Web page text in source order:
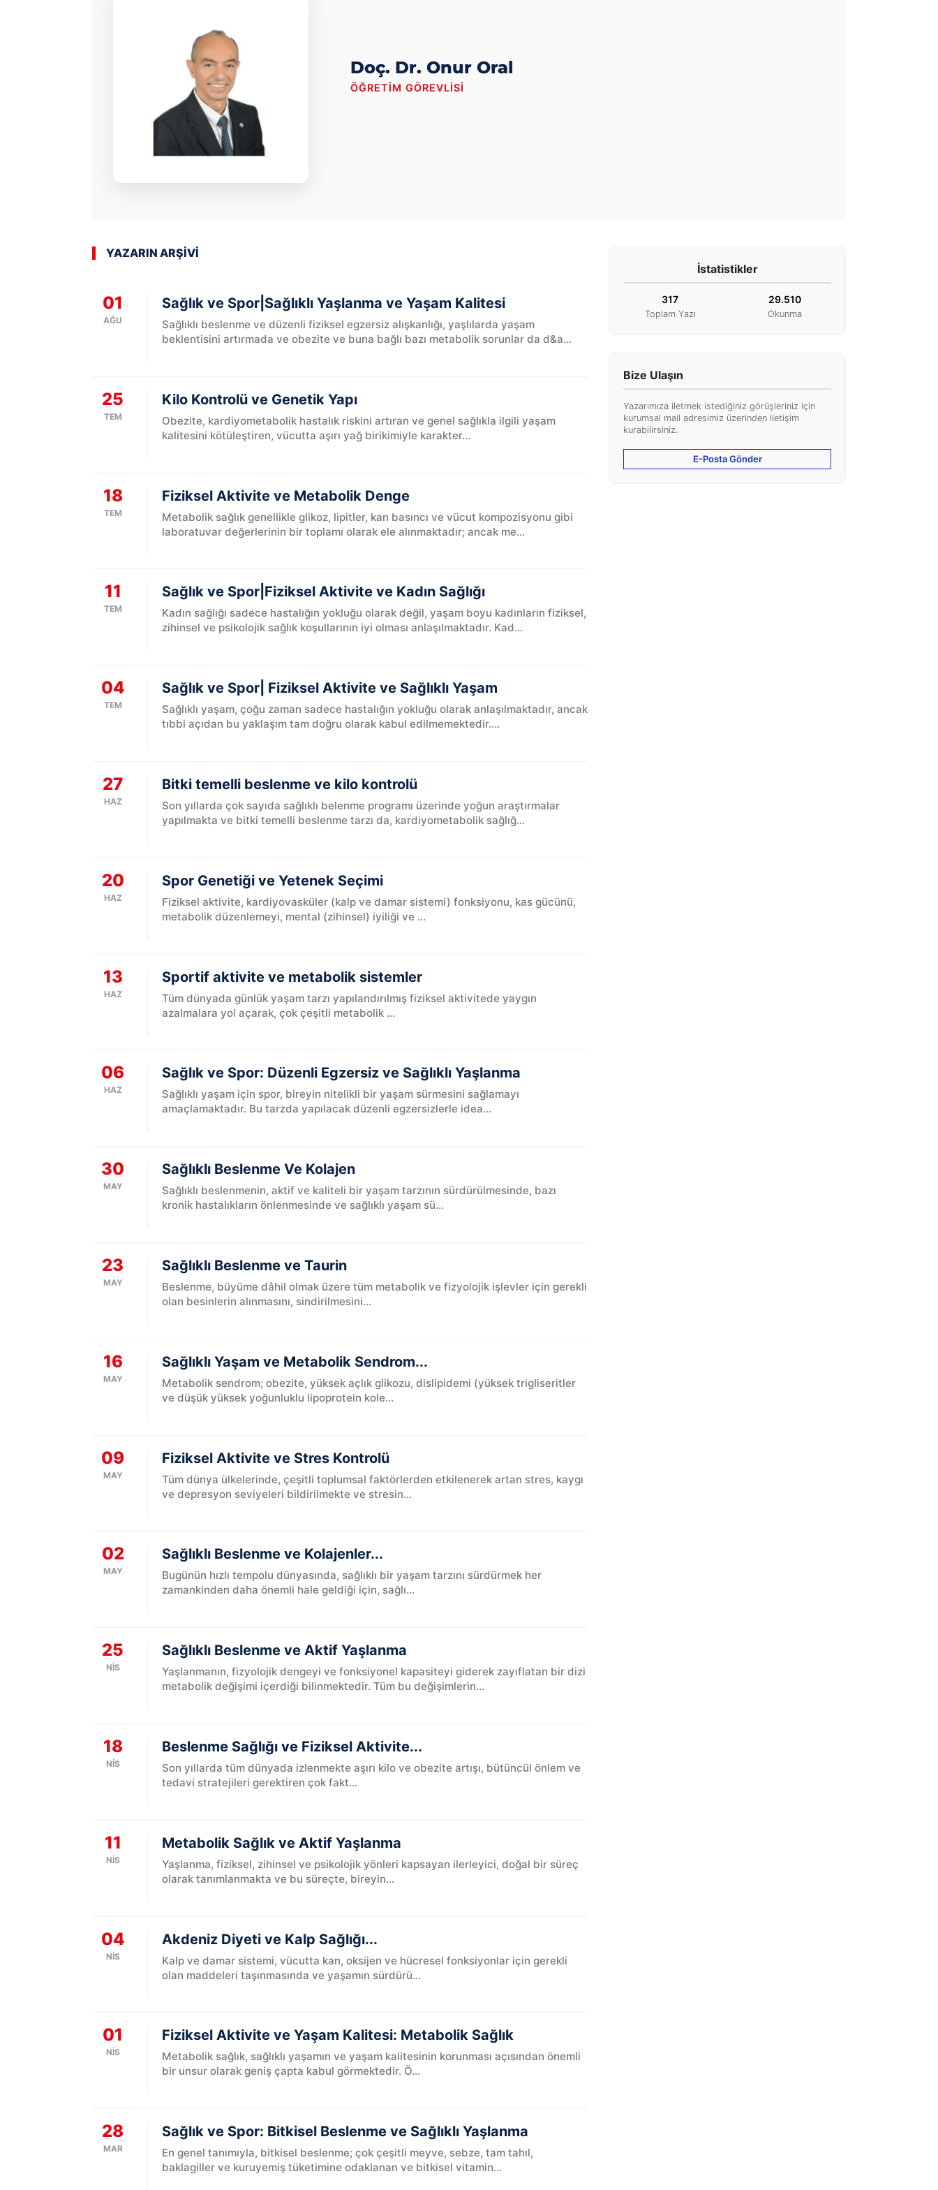
Doç. Dr. Onur Oral
ÖĞRETIM GÖREVLISI
YAZARIN ARŞİVİ
01
AĞU
Sağlık ve Spor|Sağlıklı Yaşlanma ve Yaşam Kalitesi
Sağlıklı beslenme ve düzenli fiziksel egzersiz alışkanlığı, yaşlılarda yaşam
beklentisini artırmada ve obezite ve buna bağlı bazı metabolik sorunlar da d&a...
25
TEM
Kilo Kontrolü ve Genetik Yapı
Obezite, kardiyometabolik hastalık riskini artıran ve genel sağlıkla ilgili yaşam
kalitesini kötüleştiren, vücutta aşırı yağ birikimiyle karakter...
18
TEM
Fiziksel Aktivite ve Metabolik Denge
Metabolik sağlık genellikle glikoz, lipitler, kan basıncı ve vücut kompozisyonu gibi
laboratuvar değerlerinin bir toplamı olarak ele alınmaktadır; ancak me...
11
TEM
Sağlık ve Spor|Fiziksel Aktivite ve Kadın Sağlığı
Kadın sağlığı sadece hastalığın yokluğu olarak değil, yaşam boyu kadınların fiziksel,
zihinsel ve psikolojik sağlık koşullarının iyi olması anlaşılmaktadır. Kad...
04
TEM
Sağlık ve Spor| Fiziksel Aktivite ve Sağlıklı Yaşam
Sağlıklı yaşam, çoğu zaman sadece hastalığın yokluğu olarak anlaşılmaktadır, ancak
tıbbi açıdan bu yaklaşım tam doğru olarak kabul edilmemektedir....
27
HAZ
Bitki temelli beslenme ve kilo kontrolü
Son yıllarda çok sayıda sağlıklı belenme programı üzerinde yoğun araştırmalar
yapılmakta ve bitki temelli beslenme tarzı da, kardiyometabolik sağlığ...
20
HAZ
Spor Genetiği ve Yetenek Seçimi
Fiziksel aktivite, kardiyovasküler (kalp ve damar sistemi) fonksiyonu, kas gücünü,
metabolik düzenlemeyi, mental (zihinsel) iyiliği ve ...
13
HAZ
Sportif aktivite ve metabolik sistemler
Tüm dünyada günlük yaşam tarzı yapılandırılmış fiziksel aktivitede yaygın
azalmalara yol açarak, çok çeşitli metabolik ...
06
HAZ
Sağlık ve Spor: Düzenli Egzersiz ve Sağlıklı Yaşlanma
Sağlıklı yaşam için spor, bireyin nitelikli bir yaşam sürmesini sağlamayı
amaçlamaktadır. Bu tarzda yapılacak düzenli egzersizlerle idea...
30
MAY
Sağlıklı Beslenme Ve Kolajen
Sağlıklı beslenmenin, aktif ve kaliteli bir yaşam tarzının sürdürülmesinde, bazı
kronik hastalıkların önlenmesinde ve sağlıklı yaşam sü...
23
MAY
Sağlıklı Beslenme ve Taurin
Beslenme, büyüme dâhil olmak üzere tüm metabolik ve fizyolojik işlevler için gerekli
olan besinlerin alınmasını, sindirilmesini...
16
MAY
Sağlıklı Yaşam ve Metabolik Sendrom...
Metabolik sendrom; obezite, yüksek açlık glikozu, dislipidemi (yüksek trigliseritler
ve düşük yüksek yoğunluklu lipoprotein kole...
09
MAY
Fiziksel Aktivite ve Stres Kontrolü
Tüm dünya ülkelerinde, çeşitli toplumsal faktörlerden etkilenerek artan stres, kaygı
ve depresyon seviyeleri bildirilmekte ve stresin...
02
MAY
Sağlıklı Beslenme ve Kolajenler...
Bugünün hızlı tempolu dünyasında, sağlıklı bir yaşam tarzını sürdürmek her
zamankinden daha önemli hale geldiği için, sağlı...
25
NIS
Sağlıklı Beslenme ve Aktif Yaşlanma
Yaşlanmanın, fizyolojik dengeyi ve fonksiyonel kapasiteyi giderek zayıflatan bir dizi
metabolik değişimi içerdiği bilinmektedir. Tüm bu değişimlerin...
18
NIS
Beslenme Sağlığı ve Fiziksel Aktivite...
Son yıllarda tüm dünyada izlenmekte aşırı kilo ve obezite artışı, bütüncül önlem ve
tedavi stratejileri gerektiren çok fakt...
11
NIS
Metabolik Sağlık ve Aktif Yaşlanma
Yaşlanma, fiziksel, zihinsel ve psikolojik yönleri kapsayan ilerleyici, doğal bir süreç
olarak tanımlanmakta ve bu süreçte, bireyin...
04
NIS
Akdeniz Diyeti ve Kalp Sağlığı...
Kalp ve damar sistemi, vücutta kan, oksijen ve hücresel fonksiyonlar için gerekli
olan maddeleri taşınmasında ve yaşamın sürdürü...
01
NIS
Fiziksel Aktivite ve Yaşam Kalitesi: Metabolik Sağlık
Metabolik sağlık, sağlıklı yaşamın ve yaşam kalitesinin korunması açısından önemli
bir unsur olarak geniş çapta kabul görmektedir. Ö...
28
MAR
Sağlık ve Spor: Bitkisel Beslenme ve Sağlıklı Yaşlanma
En genel tanımıyla, bitkisel beslenme; çok çeşitli meyve, sebze, tam tahıl,
baklagiller ve kuruyemiş tüketimine odaklanan ve bitkisel vitamin...
İstatistikler
317
Toplam Yazı
29.510
Okunma
Bize Ulaşın
Yazarımıza iletmek istediğiniz görüşleriniz için
kurumsal mail adresimiz üzerinden iletişim
kurabilirsiniz.
E-Posta Gönder